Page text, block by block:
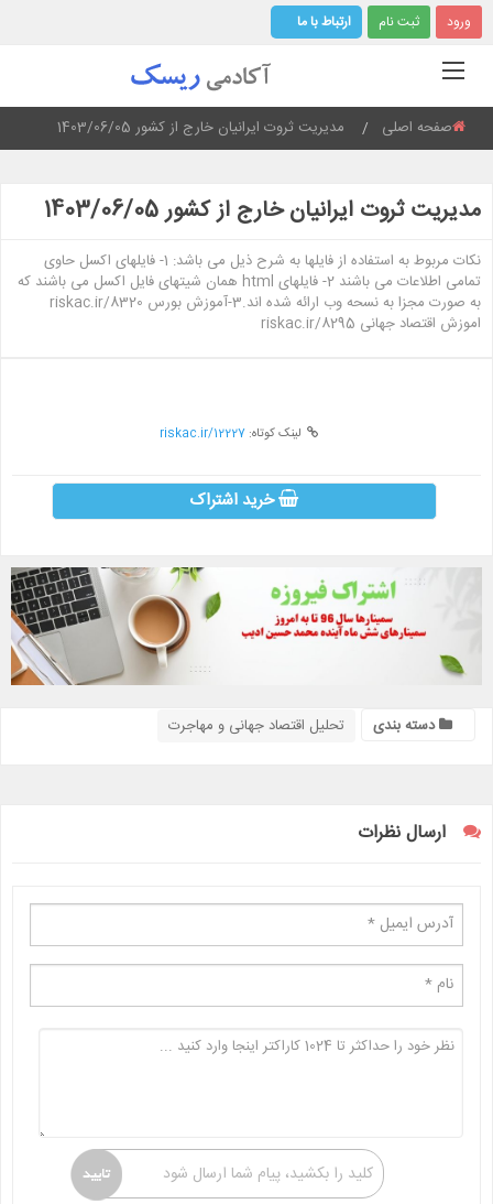
ورود ثبت نام ارتباط با ما
Current:
مدیریت ثروت ایرانیان خارج از کشور 1403/06/05 صفحه اصلی
مدیریت ثروت ایرانیان خارج از کشور 1403/06/05
نکات مربوط به استفاده از فایلها به شرح ذیل می باشد: 1- فایلهای اکسل حاوی
تمامی اطلاعات می باشند 2- فایلهای html همان شیتهای فایل اکسل می باشند که
به صورت مجزا به نسحه وب ارائه شده اند.3-آموزش بورس riskac.ir/8320
اموزش اقتصاد جهانی riskac.ir/8295
لینک کوتاه:riskac.ir/12227
خرید اشتراک
دسته بندی تحلیل اقتصاد جهانی و مهاجرت
ارسال نظرات
کلید را بکشید، پیام شما ارسال شود